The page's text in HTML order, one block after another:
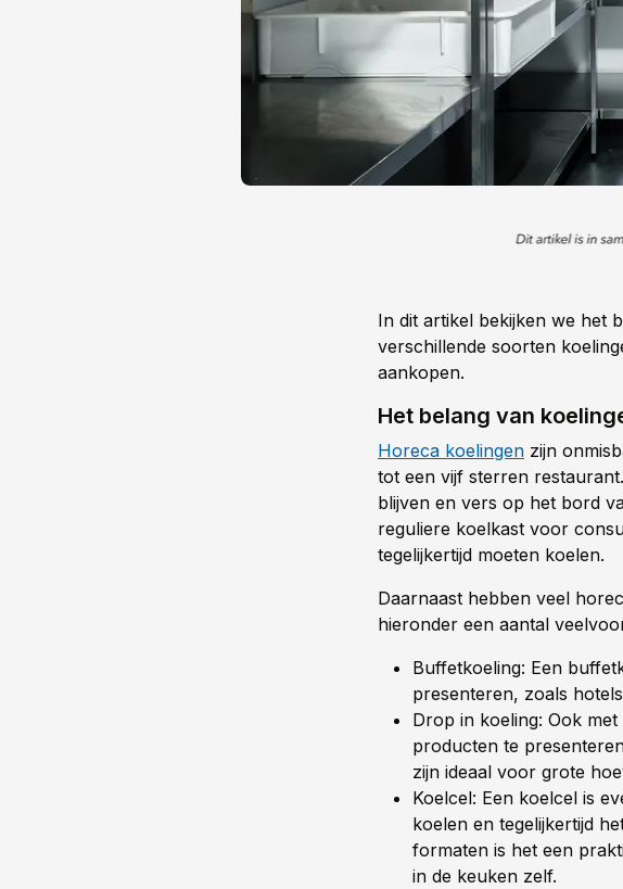
In dit artikel bekijken we het
verschillende soorten
aankopen.
Het belang van
Horeca koelingen zijn
tot een vijf sterren
blijven en vers op het bord
reguliere koelkast voor
tegelijkertijd moeten koelen.
Daarnaast hebben veel
hieronder een aantal
Buffetkoeling: Een
presenteren, zoals
Drop in koeling: Ook
producten te
zijn ideaal voor grote
Koelcel: Een koelcel is
koelen en tegelijkertijd
formaten is het een
in de keuken zelf.